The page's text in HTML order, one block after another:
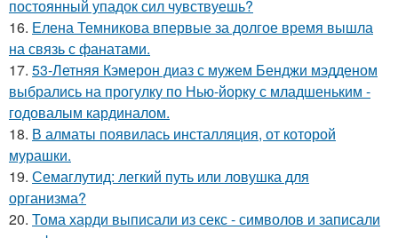
постоянный упадок сил чувствуешь?
16. Елена Темникова впервые за долгое время вышла
на связь с фанатами.
17. 53-Летняя Кэмерон диаз с мужем Бенджи мэдденом
выбрались на прогулку по Нью-йорку с младшеньким -
годовалым кардиналом.
18. В алматы появилась инсталляция, от которой
мурашки.
19. Семаглутид: легкий путь или ловушка для
организма?
20. Тома харди выписали из секс - символов и записали